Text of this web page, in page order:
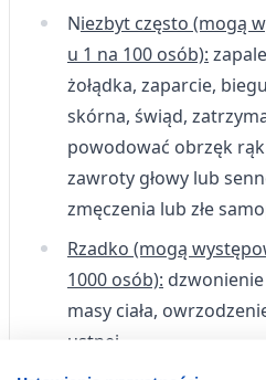
Niezbyt często (mogą
u 1 na 100 osób):
żołądka, zaparcie,
skórna, świąd,
powodować obrzęk
zawroty głowy lub
zmęczenia lub złe
Rzadko (mogą
1000 osób):
masy ciała,
ustnej